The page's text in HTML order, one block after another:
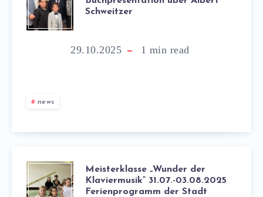
Schweitzer
29.10.2025 1 min read
news
Meisterklasse „Wunder der
Klaviermusik“ 31.07.-03.08.2025
Ferienprogramm der Stadt